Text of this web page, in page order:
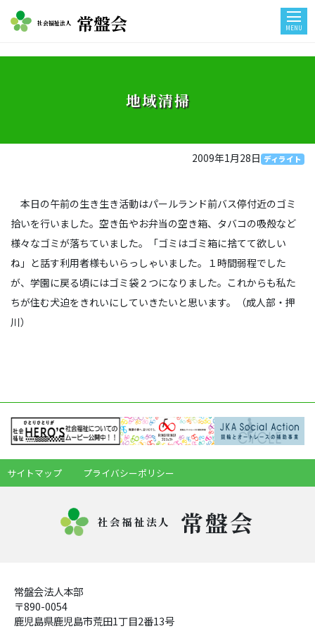
社会福祉法人 常盤会 MENU
地域清掃
2009年1月28日 ディライト
本日の午前の生き生き活動はパールランド前バス停付近のゴミ
拾いを行いました。空き缶やお弁当の空き箱、タバコの吸殻など
様々なゴミが落ちていました。「ゴミはゴミ箱に捨てて欲しい
ね」と話す利用者様もいらっしゃいました。１時間弱程でした
が、学園に戻る頃にはゴミ袋２つになりました。これからも私た
ちが住む犬迫をきれいにしていきたいと思います。（成人部・押
川）
サイトマップ プライバシーポリシー
社会福祉法人 常盤会
常盤会法人本部
〒890-0054
鹿児島県鹿児島市荒田1丁目2番13号